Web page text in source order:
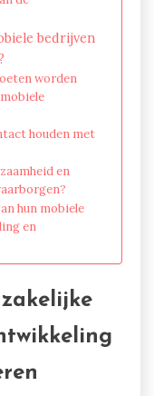
bedrijven
worden
houden met
en
hun mobiele
en